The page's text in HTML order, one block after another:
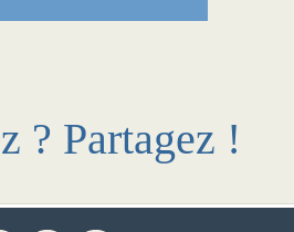
? Partagez !